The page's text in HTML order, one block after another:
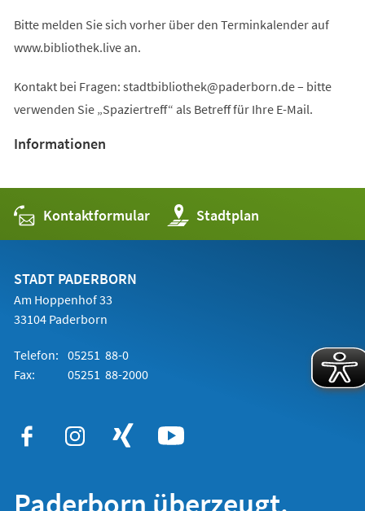
Bitte melden Sie sich vorher über den Terminkalender auf
www.bibliothek.live an.
Kontakt bei Fragen: stadtbibliothek paderborn de– bitte
verwenden Sie „Spaziertreff“ als Betreff für Ihre E-Mail.
Informationen
Kontaktformular Stadtplan
(Öffnet
in
einem
STADT PADERBORN
Am Hoppenhof 33
33104 Paderborn
Telefon: 05251 88-0
Fax:
05251 88-2000